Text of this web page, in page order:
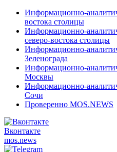
Информационно-
востока столицы
Информационно-
северо-востока столицы
Информационно-
Зеленограда
Информационно-
Москвы
Информационно-
Сочи
Проверенно MOS.NEWS
Вконтакте
mos.news